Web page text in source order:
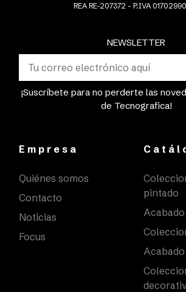
NEWSLETTER
¡Suscríbete para no perderte las
de Tecnografica!
REA RE-207372 - P.IVA
Empresa
Quiénes somos
Contacto
Noticias
Focus
pintado